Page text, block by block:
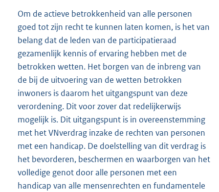
Om de actieve betrokkenheid van alle personen
goed tot zijn recht te kunnen laten komen, is het van
belang dat de leden van de participatieraad
gezamenlijk kennis of ervaring hebben met de
betrokken wetten. Het borgen van de inbreng van
de bij de uitvoering van de wetten betrokken
inwoners is daarom het uitgangspunt van deze
verordening. Dit voor zover dat redelijkerwijs
mogelijk is. Dit uitgangspunt is in overeenstemming
met het VNverdrag inzake de rechten van personen
met een handicap. De doelstelling van dit verdrag is
het bevorderen, beschermen en waarborgen van het
volledige genot door alle personen met een
handicap van alle mensenrechten en fundamentele